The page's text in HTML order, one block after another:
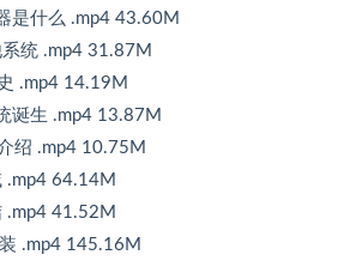
是什么 .mp4 43.60M
统 .mp4 31.87M
.mp4 14.19M
诞生 .mp4 13.87M
绍 .mp4 10.75M
.mp4 64.14M
.mp4 41.52M
.mp4 145.16M